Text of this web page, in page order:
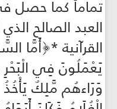
تماماً كما
العبد الصالح
القرآنية *﴿أَمَّا
يَعْمَلُونَ فِي الْبَحْرِ
وَرَاءهُم مَّلِكٌ